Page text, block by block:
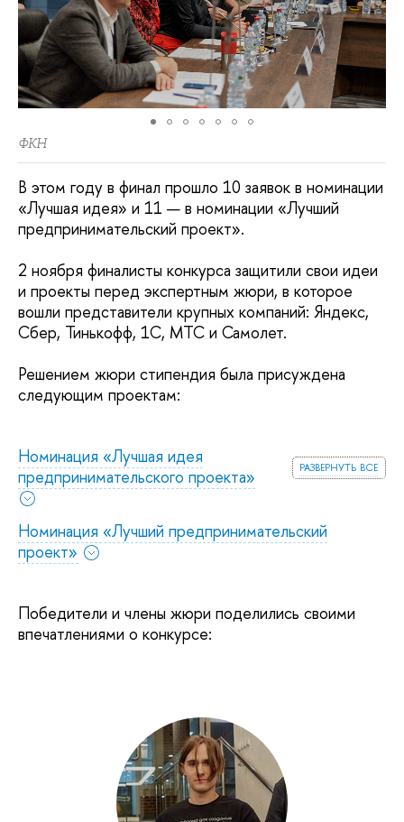
ФКН
В этом году в финал прошло 10 заявок в номинации
«Лучшая идея» и 11 — в номинации «Лучший
предпринимательский проект».
2 ноября финалисты конкурса защитили свои идеи
и проекты перед экспертным жюри, в которое
вошли представители крупных компаний: Яндекс,
Сбер, Тинькофф, 1C, МТС и Самолет.
Решением жюри стипендия была присуждена
следующим проектам:
развернуть все
Номинация «Лучшая идея
предпринимательского проекта»
Номинация «Лучший предпринимательский
проект»
Победители и члены жюри поделились своими
впечатлениями о конкурсе: